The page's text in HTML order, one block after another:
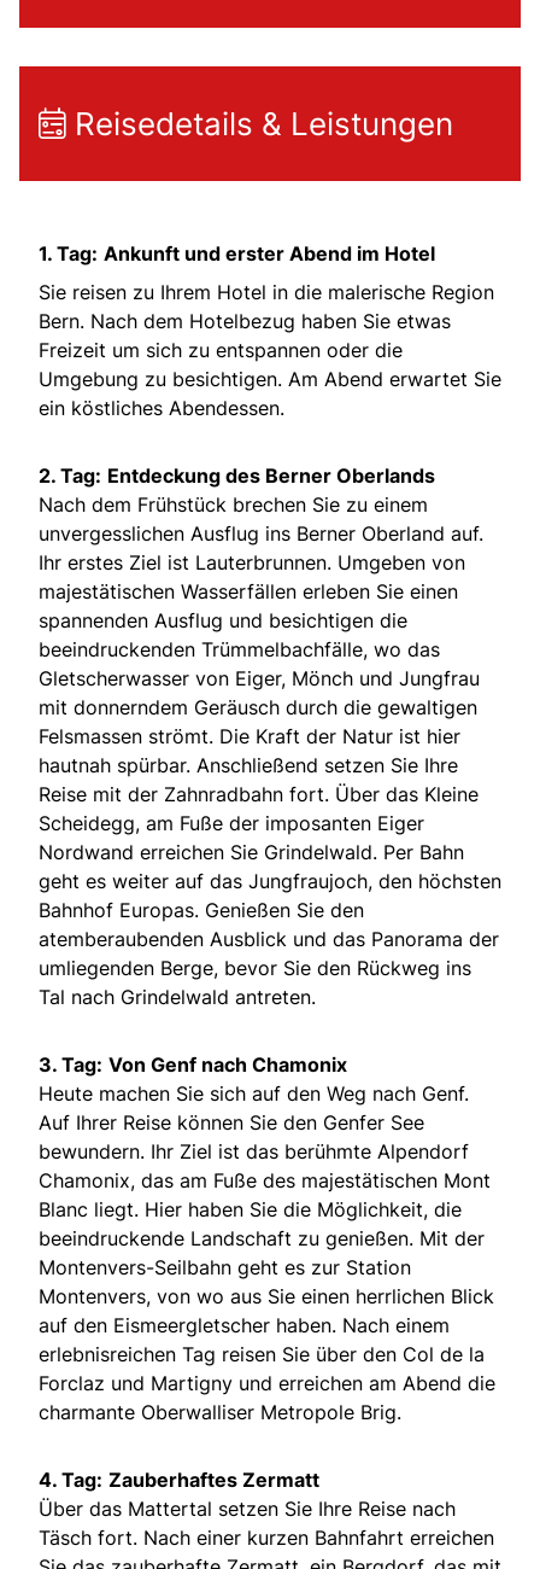
Reisedetails & Leistungen
1. Tag: Ankunft und erster Abend im Hotel
Sie reisen zu Ihrem Hotel in die malerische Region
Bern. Nach dem Hotelbezug haben Sie etwas
Freizeit um sich zu entspannen oder die
Umgebung zu besichtigen. Am Abend erwartet Sie
ein köstliches Abendessen.
2. Tag: Entdeckung des Berner Oberlands
Nach dem Frühstück brechen Sie zu einem
unvergesslichen Ausflug ins Berner Oberland auf.
Ihr erstes Ziel ist Lauterbrunnen. Umgeben von
majestätischen Wasserfällen erleben Sie einen
spannenden Ausflug und besichtigen die
beeindruckenden Trümmelbachfälle, wo das
Gletscherwasser von Eiger, Mönch und Jungfrau
mit donnerndem Geräusch durch die gewaltigen
Felsmassen strömt. Die Kraft der Natur ist hier
hautnah spürbar. Anschließend setzen Sie Ihre
Reise mit der Zahnradbahn fort. Über das Kleine
Scheidegg, am Fuße der imposanten Eiger
Nordwand erreichen Sie Grindelwald. Per Bahn
geht es weiter auf das Jungfraujoch, den höchsten
Bahnhof Europas. Genießen Sie den
atemberaubenden Ausblick und das Panorama der
umliegenden Berge, bevor Sie den Rückweg ins
Tal nach Grindelwald antreten.
3. Tag: Von Genf nach Chamonix
Heute machen Sie sich auf den Weg nach Genf.
Auf Ihrer Reise können Sie den Genfer See
bewundern. Ihr Ziel ist das berühmte Alpendorf
Chamonix, das am Fuße des majestätischen Mont
Blanc liegt. Hier haben Sie die Möglichkeit, die
beeindruckende Landschaft zu genießen. Mit der
Montenvers-Seilbahn geht es zur Station
Montenvers, von wo aus Sie einen herrlichen Blick
auf den Eismeergletscher haben. Nach einem
erlebnisreichen Tag reisen Sie über den Col de la
Forclaz und Martigny und erreichen am Abend die
charmante Oberwalliser Metropole Brig.
4. Tag: Zauberhaftes Zermatt
Über das Mattertal setzen Sie Ihre Reise nach
Täsch fort. Nach einer kurzen Bahnfahrt erreichen